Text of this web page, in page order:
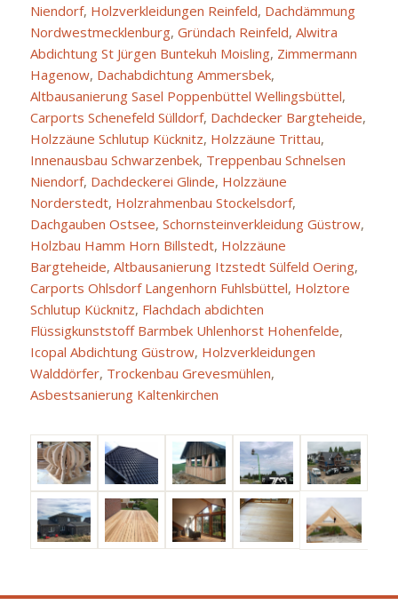
Niendorf, Holzverkleidungen Reinfeld, Dachdämmung
Nordwestmecklenburg, Gründach Reinfeld, Alwitra
Abdichtung St Jürgen Buntekuh Moisling, Zimmermann
Hagenow, Dachabdichtung Ammersbek,
Altbausanierung Sasel Poppenbüttel Wellingsbüttel,
Carports Schenefeld Sülldorf, Dachdecker Bargteheide,
Holzzäune Schlutup Kücknitz, Holzzäune Trittau,
Innenausbau Schwarzenbek, Treppenbau Schnelsen
Niendorf, Dachdeckerei Glinde, Holzzäune
Norderstedt, Holzrahmenbau Stockelsdorf,
Dachgauben Ostsee, Schornsteinverkleidung Güstrow,
Holzbau Hamm Horn Billstedt, Holzzäune
Bargteheide, Altbausanierung Itzstedt Sülfeld Oering,
Carports Ohlsdorf Langenhorn Fuhlsbüttel, Holztore
Schlutup Kücknitz, Flachdach abdichten
Flüssigkunststoff Barmbek Uhlenhorst Hohenfelde,
Icopal Abdichtung Güstrow, Holzverkleidungen
Walddörfer, Trockenbau Grevesmühlen,
Asbestsanierung Kaltenkirchen